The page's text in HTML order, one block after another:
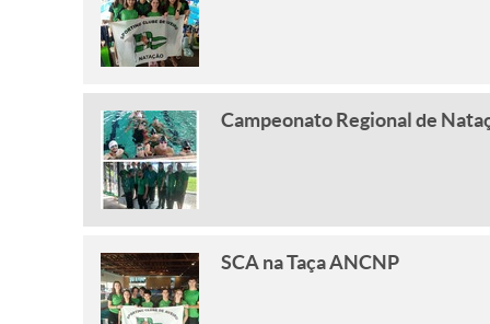
Campeonato Regional de
SCA na Taça ANCNP